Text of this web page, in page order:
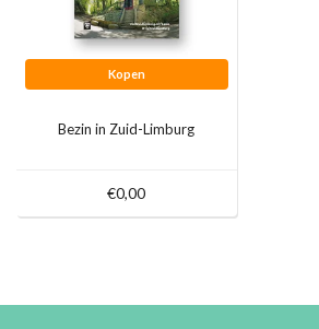
Kopen
Bezin in Zuid-Limburg
€0,00